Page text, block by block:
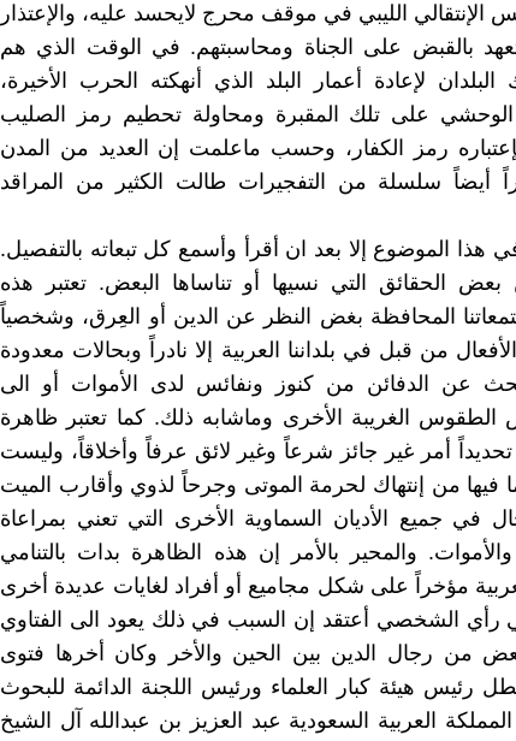
الليبي في موقف محرج لايحسد عليه، والإعتذار
بالقبض على الجناة ومحاسبتهم. في الوقت الذي هم
لإعادة أعمار البلد الذي أنهكته الحرب الأخيرة،
الوحشي على تلك المقبرة ومحاولة تحطيم رمز الصليب
رمز الكفار، وحسب ماعلمت إن العديد من المدن
أيضاً سلسلة من التفجيرات طالت الكثير من المراقد
هذا الموضوع إلا بعد ان أقرأ وأسمع كل تبعاته بالتفصيل.
بعض الحقائق التي نسيها أو تناساها البعض. تعتبر هذه
المحافظة بغض النظر عن الدين أو العِرق، وشخصياً
من قبل في بلداننا العربية إلا نادراً وبحالات معدودة
عن الدفائن من كنوز ونفائس لدى الأموات أو الى
الغريبة الأخرى وماشابه ذلك. كما تعتبر ظاهرة
أمر غير جائز شرعاً وغير لائق عرفاً وأخلاقاً، وليست
فيها من إنتهاك لحرمة الموتى وجرحاً لذوي وأقارب الميت
في جميع الأديان السماوية الأخرى التي تعني بمراعاة
والمحير بالأمر إن هذه الظاهرة بدات بالتنامي
مؤخراً على شكل مجاميع أو أفراد لغايات عديدة أخرى
رأي الشخصي أعتقد إن السبب في ذلك يعود الى الفتاوي
من رجال الدين بين الحين والأخر وكان أخرها فتوى
البطل رئيس هيئة كبار العلماء ورئيس اللجنة الدائمة للبحوث
المملكة العربية السعودية عبد العزيز بن عبدالله آل الشيخ